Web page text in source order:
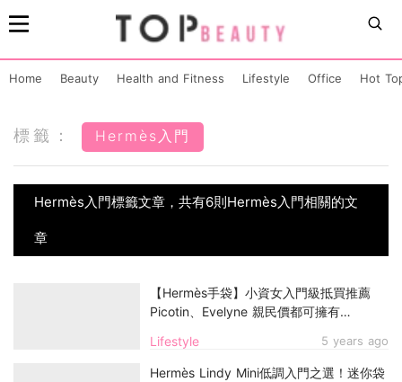
Home Beauty Health and Fitness Lifestyle Office Hot
標籤： Hermès入門
Hermès入門標籤文章，共有6則Hermès入門相關的文
章
Lifestyle 5 years ago
【Hermès手袋】小資女入門級抵買推薦
Picotin、Evelyne 親民價都可擁有
Hermès Lindy Mini低調入門之選！迷你袋